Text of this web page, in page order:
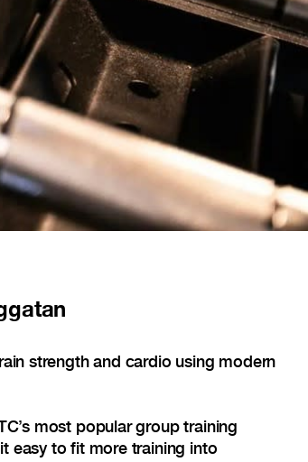
strength and cardio using modern
most popular group training
easy to fit more training into